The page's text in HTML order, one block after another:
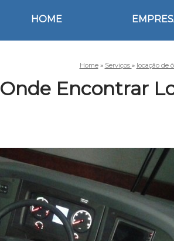
HOME
Home » Serviços » locação de
Onde Encontrar